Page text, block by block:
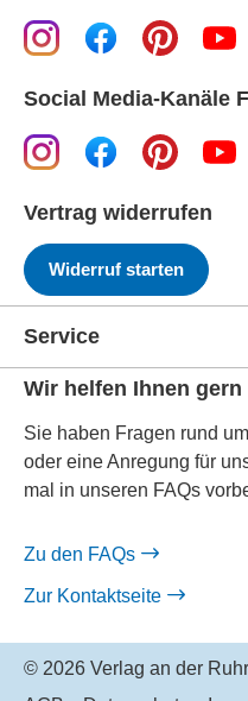
Social Media-Kanäle
Vertrag widerrufen
Widerruf starten
Service
Wir helfen Ihnen gern
Sie haben Fragen rund
oder eine Anregung für
mal in unseren FAQs
Zu den FAQs
Zur Kontaktseite
© 2026 Verlag an der